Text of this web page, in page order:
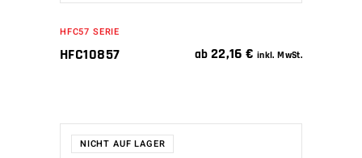
HFC57 SERIE
HFC10857 ab 22,16€ inkl. MwSt.
NICHT AUF LAGER